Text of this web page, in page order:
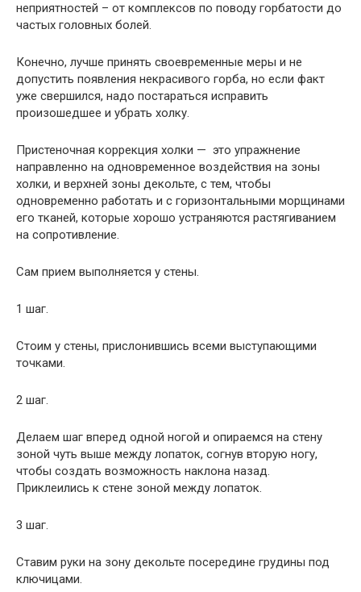
неприятностей – от комплексов по поводу горбатости до
частых головных болей.
Конечно, лучше принять своевременные меры и не
допустить появления некрасивого горба, но если факт
уже свершился, надо постараться исправить
произошедшее и убрать холку.
Пристеночная коррекция холки — это упражнение
направленно на одновременное воздействия на зоны
холки, и верхней зоны декольте, с тем, чтобы
одновременно работать и с горизонтальными морщинами
его тканей, которые хорошо устраняются растягиванием
на сопротивление.
Сам прием выполняется у стены.
1 шаг.
Стоим у стены, прислонившись всеми выступающими
точками.
2 шаг.
Делаем шаг вперед одной ногой и опираемся на стену
зоной чуть выше между лопаток, согнув вторую ногу,
чтобы создать возможность наклона назад.
Приклеились к стене зоной между лопаток.
3 шаг.
Ставим руки на зону декольте посередине грудины под
ключицами.